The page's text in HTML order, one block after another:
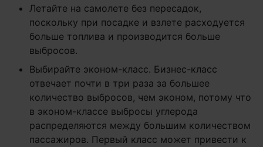
Летайте на самолете без пересадок,
поскольку при посадке и взлете расходуется
больше топлива и производится больше
выбросов.
Выбирайте эконом-класс. Бизнес-класс
отвечает почти в три раза за большее
количество выбросов, чем эконом, потому что
в эконом-классе выбросы углерода
распределяются между большим количеством
пассажиров. Первый класс может привести к